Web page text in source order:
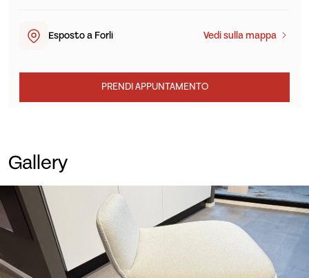
Esposto a Forlì Vedi sulla mappa
PRENDI APPUNTAMENTO
Gallery